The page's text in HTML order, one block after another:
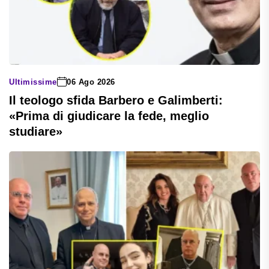
Ultimissime 06 Ago 2026
Il teologo sfida Barbero e Galimberti:
«Prima di giudicare la fede, meglio
studiare»